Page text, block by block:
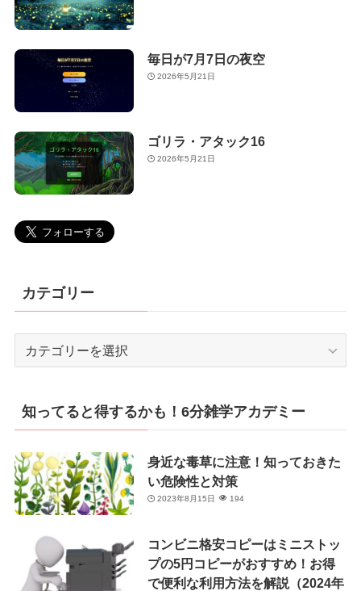
毎日が7月7日の夜空
2026年5月21日
ゴリラ・アタック16
2026年5月21日
カテゴリー
リ
ー
知ってると得するかも！6分雑学アカデミー
身近な毒草に注意！知っておきた
い危険性と対策
2023年8月15日 194
コンビニ格安コピーはミニストッ
プの5円コピーがおすすめ！お得
で便利な利用方法を解説（2024年